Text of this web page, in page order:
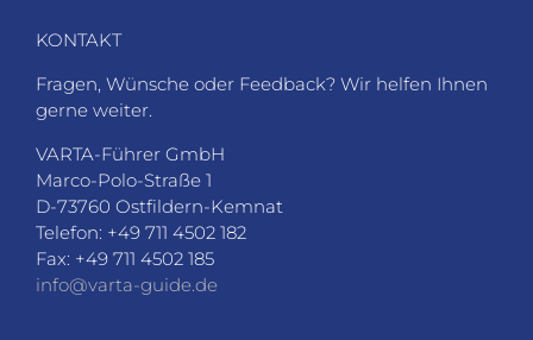
KONTAKT
Fragen, Wünsche oder Feedback? Wir helfen Ihnen
gerne weiter.
VARTA-Führer GmbH
Marco-Polo-Straße 1
D-73760 Ostfildern-Kemnat
Telefon: +49 711 4502 182
Fax: +49 711 4502 185
info@varta-guide.de